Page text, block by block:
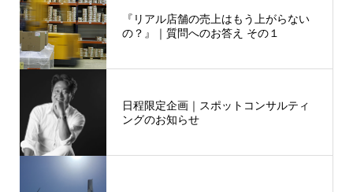
『リアル店舗の売上はもう上がらない
の？』｜質問へのお答え その１
日程限定企画｜スポットコンサルティ
ングのお知らせ